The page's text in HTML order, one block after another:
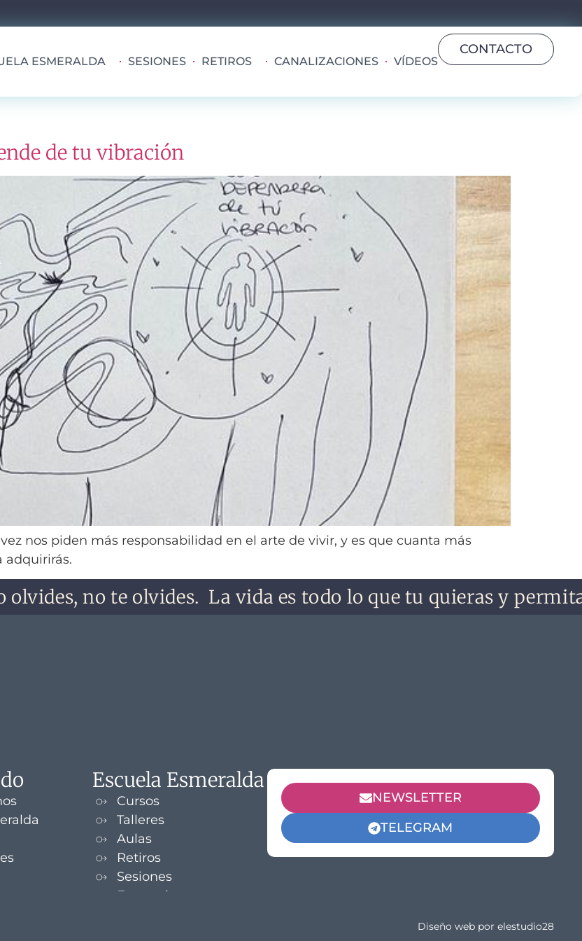
ESMERALDA SESIONES RETIROS CANALIZACIONES VÍDEOS
CONTACTO
de tu vibración
nos piden más responsabilidad en el arte de vivir, y es que cuanta más
adquirirás.
no te olvides.La vida es todo lo que tu quieras y
Escuela Esmeralda
Cursos
Talleres
Aulas
Retiros
Sesiones
Formaciones
NEWSLETTER
TELEGRAM
Diseño web por elestudio28​